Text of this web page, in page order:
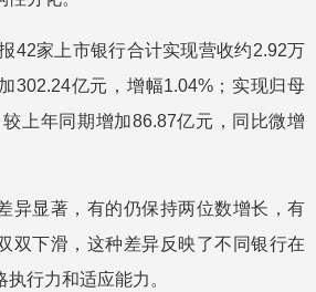
42家上市银行合计实现营收约2.92万
302.24亿元，增幅1.04%；实现归母
上年同期增加86.87亿元，同比微增
异显著，有的仍保持两位数增长，有
双下滑，这种差异反映了不同银行在
行力和适应能力。